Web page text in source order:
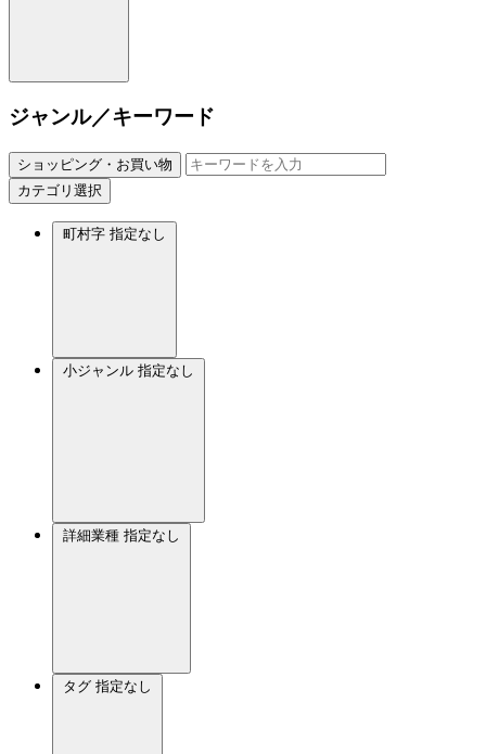
ジャンル／キーワード
ショッピング・お買い物
カテゴリ選択
町村字 指定なし
小ジャンル 指定なし
詳細業種 指定なし
タグ 指定なし